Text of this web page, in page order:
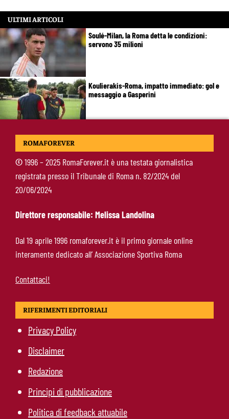
ULTIMI ARTICOLI
Soulé-Milan, la Roma detta le condizioni:
servono 35 milioni
Koulierakis-Roma, impatto immediato: gol e
messaggio a Gasperini
Ndicka-Roma, futuro più chiaro: il messaggio
Calciomercato Roma, Kumbulla verso il Rayo
Vallecano: via libera alle visite
ROMAFOREVER
©1996 – 2025 RomaForever.it è una testata giornalistica
registrata presso il Tribunale di Roma n. 82/2024 del
20/06/2024
Direttore responsabile: Melissa Landolina
Dal 19 aprile 1996 romaforever.it è il primo giornale online
interamente dedicato all’ Associazione Sportiva Roma
Contattaci!
RIFERIMENTI EDITORIALI
Privacy Policy
Disclaimer
Redazione
Principi di pubblicazione
Politica di feedback attuabile